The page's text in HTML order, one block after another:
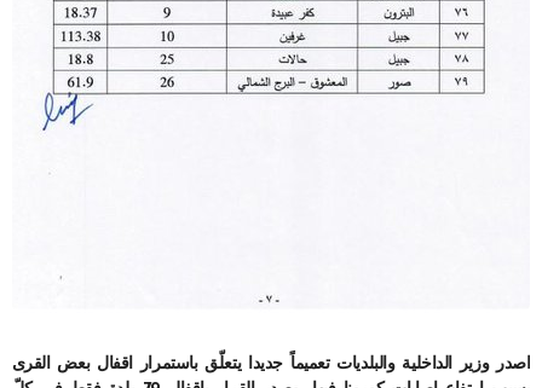
اصدر وزير الداخلية والبلديات تعميماً جديدا يتعلّق باستمرار اقفال بعض القرى